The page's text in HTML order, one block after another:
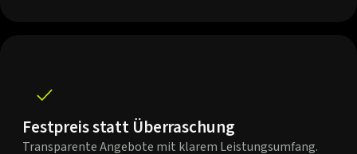
Festpreis statt Überraschung
Transparente Angebote mit klarem Leistungsumfang.